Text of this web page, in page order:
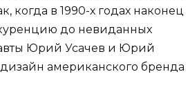
когда в 1990-х годах наконец
до невиданных
Юрий Усачев и Юрий
американского бренда